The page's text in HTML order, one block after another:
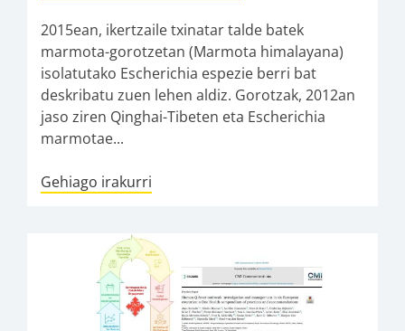
2015ean, ikertzaile txinatar talde batek
marmota-gorotzetan (Marmota himalayana)
isolatutako Escherichia espezie berri bat
deskribatu zuen lehen aldiz. Gorotzak, 2012an
jaso ziren Qinghai-Tibeten eta Escherichia
marmotae...
Gehiago irakurri